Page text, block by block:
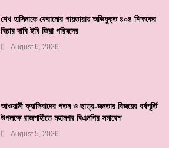
শেখ হাসিনাকে ফেরানোর পায়তারায় অভিযুক্ত ৪০৪ শিক্ষকের
বিচার দাবি ইবি জিয়া পরিষদের
August 6, 2026
আওয়ামী ফ্যাসিবাদের পতন ও ছাত্র-জনতার বিজয়ের বর্ষপূর্তি
উপলক্ষে রাজশাহীতে মহানগর বিএনপির সমাবেশ
August 5, 2026